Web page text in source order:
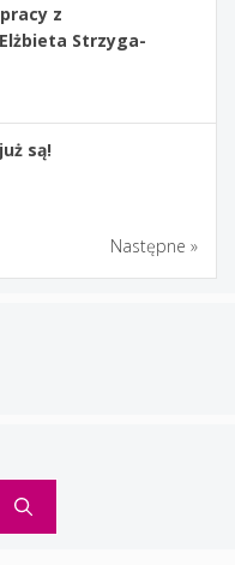
z
Strzyga-
są!
Następne »